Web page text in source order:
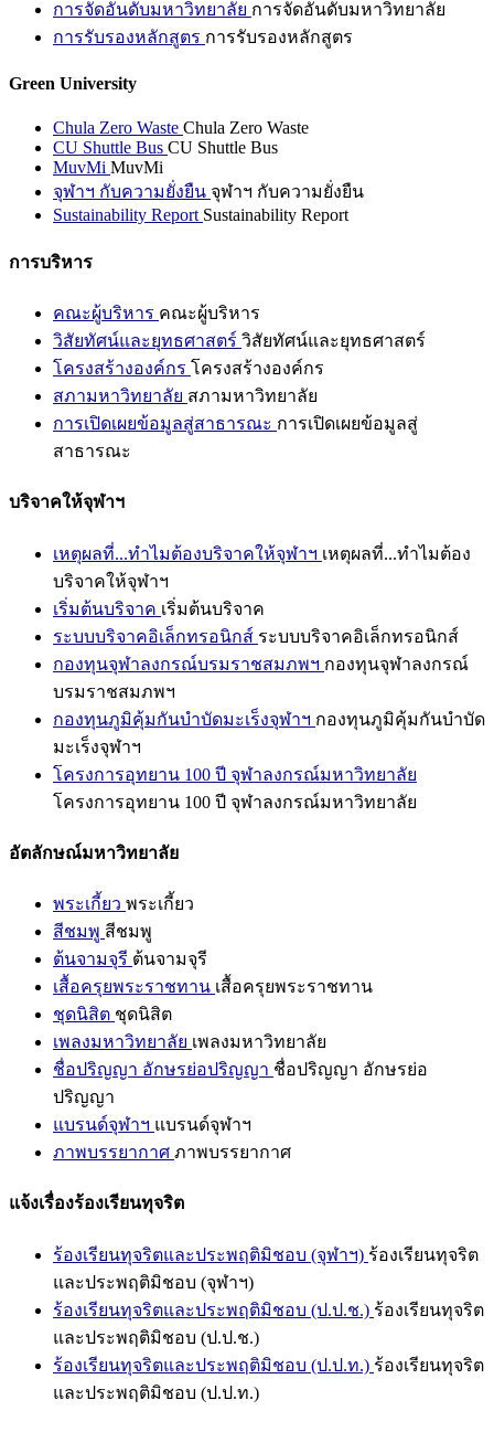
การจัดอันดับมหาวิทยาลัย การจัดอันดับมหาวิทยาลัย
การรับรองหลักสูตร การรับรองหลักสูตร
Green University
Chula Zero Waste Chula Zero Waste
CU Shuttle Bus CU Shuttle Bus
MuvMi MuvMi
จุฬาฯ กับความยั่งยืน จุฬาฯ กับความยั่งยืน
Sustainability Report Sustainability Report
การบริหาร
คณะผู้บริหาร คณะผู้บริหาร
วิสัยทัศน์และยุทธศาสตร์ วิสัยทัศน์และยุทธศาสตร์
โครงสร้างองค์กร โครงสร้างองค์กร
สภามหาวิทยาลัย สภามหาวิทยาลัย
การเปิดเผยข้อมูลสู่สาธารณะ การเปิดเผยข้อมูลสู่
สาธารณะ
บริจาคให้จุฬาฯ
เหตุผลที่...ทำไมต้องบริจาคให้จุฬาฯ เหตุผลที่...ทำไมต้อง
บริจาคให้จุฬาฯ
เริ่มต้นบริจาค เริ่มต้นบริจาค
ระบบบริจาคอิเล็กทรอนิกส์ ระบบบริจาคอิเล็กทรอนิกส์
กองทุนจุฬาลงกรณ์บรมราชสมภพฯ กองทุนจุฬาลงกรณ์
บรมราชสมภพฯ
กองทุนภูมิคุ้มกันบำบัดมะเร็งจุฬาฯ กองทุนภูมิคุ้มกันบำบัด
มะเร็งจุฬาฯ
โครงการอุทยาน 100 ปี จุฬาลงกรณ์มหาวิทยาลัย
โครงการอุทยาน 100 ปี จุฬาลงกรณ์มหาวิทยาลัย
อัตลักษณ์มหาวิทยาลัย
พระเกี้ยว พระเกี้ยว
สีชมพู สีชมพู
ต้นจามจุรี ต้นจามจุรี
เสื้อครุยพระราชทาน เสื้อครุยพระราชทาน
ชุดนิสิต ชุดนิสิต
เพลงมหาวิทยาลัย เพลงมหาวิทยาลัย
ชื่อปริญญา อักษรย่อปริญญา ชื่อปริญญา อักษรย่อ
ปริญญา
แบรนด์จุฬาฯ แบรนด์จุฬาฯ
ภาพบรรยากาศ ภาพบรรยากาศ
แจ้งเรื่องร้องเรียนทุจริต
ร้องเรียนทุจริตและประพฤติมิชอบ (จุฬาฯ) ร้องเรียนทุจริต
และประพฤติมิชอบ (จุฬาฯ)
ร้องเรียนทุจริตและประพฤติมิชอบ (ป.ป.ช.) ร้องเรียนทุจริต
และประพฤติมิชอบ (ป.ป.ช.)
ร้องเรียนทุจริตและประพฤติมิชอบ (ป.ป.ท.) ร้องเรียนทุจริต
และประพฤติมิชอบ (ป.ป.ท.)